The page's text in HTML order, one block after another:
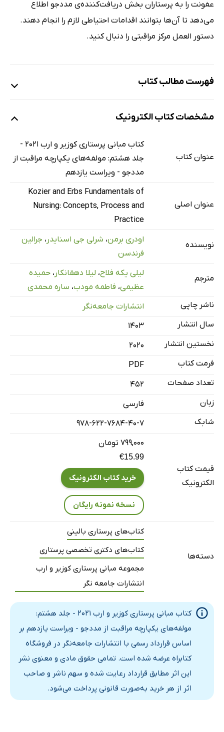
عفونت را به پرستاران بخش دریافت‌کننده‌ی مددجو اطلاع
می‌دهد تا آن‌ها بتوانند اقدامات احتیاطی لازم را انجام دهند.
دستور العمل مرکز مراقبتی را دنبال کنید.
فهرست مطالب کتاب
انواع عفونت
دفاع بدن در برابر عفونت
عوامل مستعدکننده‌ی ابتلا به عفونت
نکات برجسته‌ی فصل
دانش خود را بیازمایید
فصل 32: ایمنی
مقدمه
مرور فصل 32
نکات برجسته‌ی فصل
دانش خود را بیازمایید
فصل 33: بهداشت
پوست
دهان
ایجاد یک محیط بهداشتی
نکات برجسته ی فصل
دانش خود را بیازمایید
مراحل آزمایش‌های تشخیصی
آزمایش‌های خونی
جمع‌آوری نمونه و انجام آزمایش
مشخصات کتاب الکترونیک
عنوان کتاب
کتاب مبانی پرستاری کوزیر و ارب 2021 -
جلد هشتم: مولفه‌های یکپارچه مراقبت از
مددجو - ویراست یازدهم
عنوان اصلی
Kozier and Erbs Fundamentals of
Nursing: Concepts, Process and
Practice
نویسنده
اودری برمن، شرلی جی اسنایدر ، جرالین
فرندسن
مترجم
لیلی یکه فلاح، لیلا دهقانکار ، حمیده
عظیمی، فاطمه مودب، ساره محمدی
ناشر چاپی
انتشارات جامعه‌نگر
سال انتشار
۱۴۰۳
نخستین انتشار
2020
فرمت کتاب
PDF
تعداد صفحات
452
زبان
فارسی
شابک
978-622-7684-40-7
قیمت کتاب
الکترونیک
۷۹۹,۰۰۰ تومان
€15.99
خرید کتاب الکترونیک
نسخه نمونه رایگان
دسته‌ها
کتاب‌های پرستاری بالینی
کتاب‌های دکتری تخصصی پرستاری
مجموعه مبانی پرستاری کوزیر و ارب
انتشارات جامعه نگر
کتاب مبانی پرستاری کوزیر و ارب 2021 - جلد هشتم:
مولفه‌های یکپارچه مراقبت از مددجو - ویراست یازدهم بر
اساس قرارداد رسمی با انتشارات جامعه‌نگر در فروشگاه
کتابراه عرضه شده است. تمامی حقوق مادی و معنوی نشر
این اثر مطابق قرارداد رعایت شده و سهم ناشر و صاحب
اثر از هر خرید به‌صورت قانونی پرداخت می‌شود.